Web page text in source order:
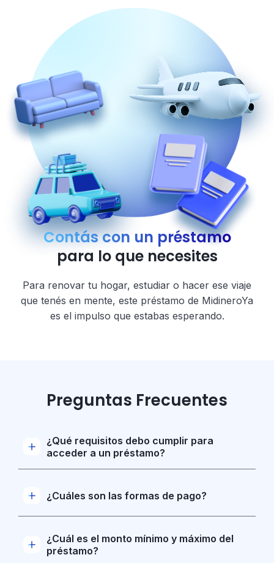
Contás con un préstamo
para lo que necesites
Para renovar tu hogar, estudiar o hacer ese viaje
que tenés en mente, este préstamo de MidineroYa
es el impulso que estabas esperando.
Preguntas Frecuentes
¿Qué requisitos debo cumplir para
acceder a un préstamo?
Tener entre 21 y 85 años (inclusive)
extranjero, deberás haber tramitado el documento
Cobrar sueldo o prestaciones BPS por Midinero
Ingreso mensual mínimo de $5.000
¿Cuáles son las formas de pago?
automáticamente del 1° al 10° de cada mes.
¿No se te debitó automáticamente? Podrás
¿Cuál es el monto mínimo y máximo del
préstamo?